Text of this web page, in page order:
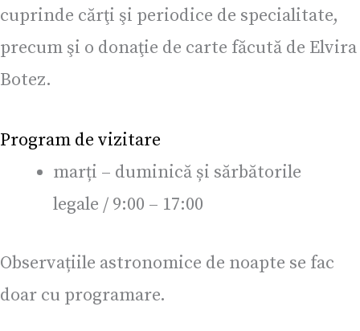
cuprinde cărţi şi periodice de specialitate,
precum şi o donaţie de carte făcută de Elvira
Botez.
Program de vizitare
marți – duminică și sărbătorile
legale / 9:00 – 17:00
Observațiile astronomice de noapte se fac
doar cu programare.